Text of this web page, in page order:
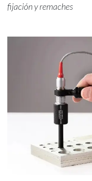
fijación y remaches